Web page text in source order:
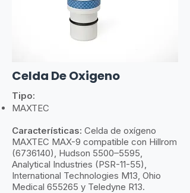
Celda De Oxigeno
Tipo:
MAXTEC
Características: Celda de oxígeno
MAXTEC MAX-9 compatible con Hillrom
(6736140), Hudson 5500–5595,
Analytical Industries (PSR-11-55),
International Technologies M13, Ohio
Medical 655265 y Teledyne R13.